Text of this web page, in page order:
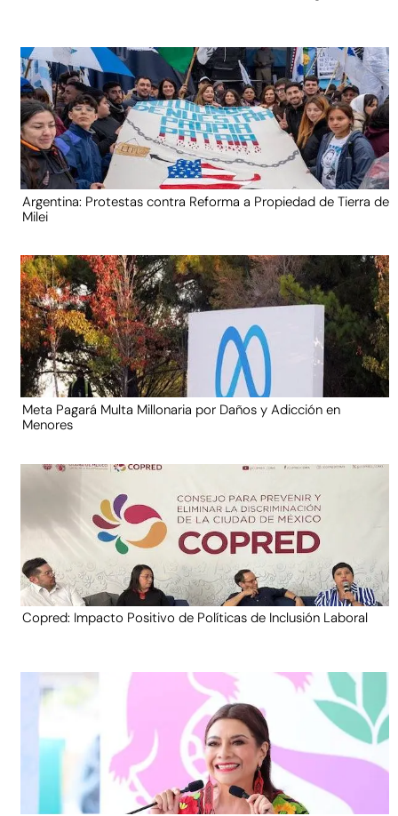
Argentina: Protestas contra Reforma a Propiedad de Tierra de
Milei
Meta Pagará Multa Millonaria por Daños y Adicción en
Menores
Copred: Impacto Positivo de Políticas de Inclusión Laboral